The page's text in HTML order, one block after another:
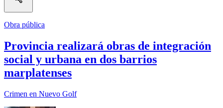
Obra pública
Provincia realizará obras de integración
social y urbana en dos barrios
marplatenses
Crimen en Nuevo Golf